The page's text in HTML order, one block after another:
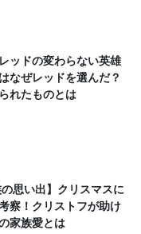
ッドの変わらない英雄
なぜレッドを選んだ？
れたものとは
思い出】クリスマスに
察！クリストフが助け
家族愛とは